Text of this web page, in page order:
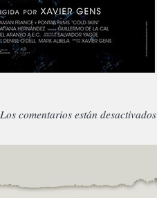
Los comentarios están desactivados